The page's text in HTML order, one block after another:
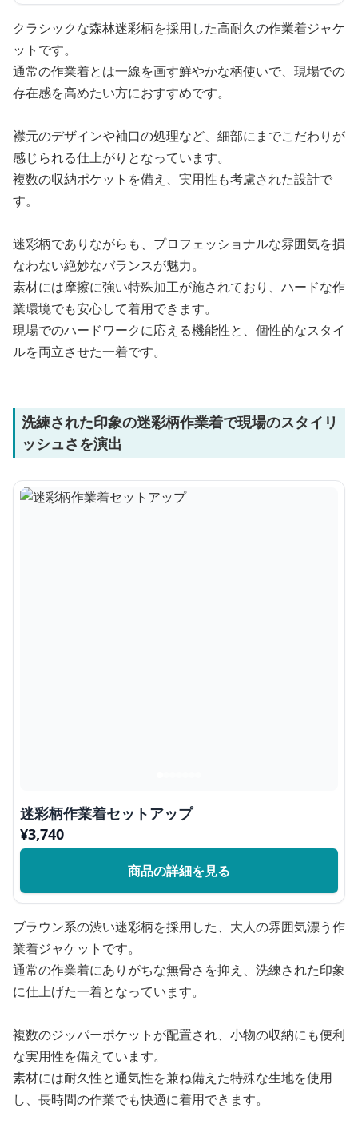
クラシックな森林迷彩柄を採用した高耐久の作業着ジャケ
ットです。
通常の作業着とは一線を画す鮮やかな柄使いで、現場での
存在感を高めたい方におすすめです。
襟元のデザインや袖口の処理など、細部にまでこだわりが
感じられる仕上がりとなっています。
複数の収納ポケットを備え、実用性も考慮された設計で
す。
迷彩柄でありながらも、プロフェッショナルな雰囲気を損
なわない絶妙なバランスが魅力。
素材には摩擦に強い特殊加工が施されており、ハードな作
業環境でも安心して着用できます。
現場でのハードワークに応える機能性と、個性的なスタイ
ルを両立させた一着です。
洗練された印象の迷彩柄作業着で現場のスタイリ
ッシュさを演出
迷彩柄作業着セットアップ
¥3,740
商品の詳細を見る
ブラウン系の渋い迷彩柄を採用した、大人の雰囲気漂う作
業着ジャケットです。
通常の作業着にありがちな無骨さを抑え、洗練された印象
に仕上げた一着となっています。
複数のジッパーポケットが配置され、小物の収納にも便利
な実用性を備えています。
素材には耐久性と通気性を兼ね備えた特殊な生地を使用
し、長時間の作業でも快適に着用できます。